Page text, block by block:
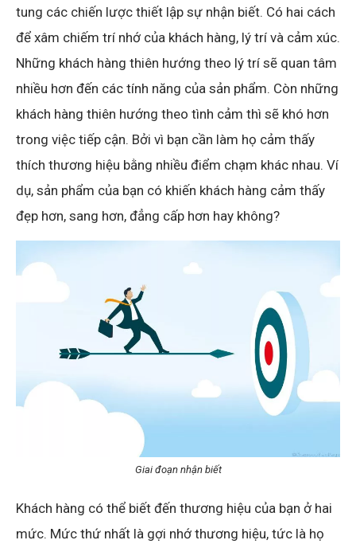
tung các chiến lược thiết lập sự nhận biết. Có hai cách
để xâm chiếm trí nhớ của khách hàng, lý trí và cảm xúc.
Những khách hàng thiên hướng theo lý trí sẽ quan tâm
nhiều hơn đến các tính năng của sản phẩm. Còn những
khách hàng thiên hướng theo tình cảm thì sẽ khó hơn
trong việc tiếp cận. Bởi vì bạn cần làm họ cảm thấy
thích thương hiệu bằng nhiều điểm chạm khác nhau. Ví
dụ, sản phẩm của bạn có khiến khách hàng cảm thấy
đẹp hơn, sang hơn, đẳng cấp hơn hay không?
Giai đoạn nhận biết
Khách hàng có thể biết đến thương hiệu của bạn ở hai
mức. Mức thứ nhất là gợi nhớ thương hiệu, tức là họ